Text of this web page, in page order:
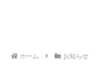
ホーム お知らせ